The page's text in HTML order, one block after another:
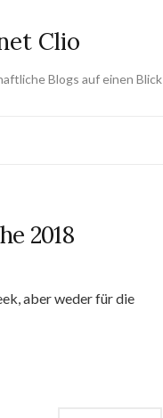
Clio
Blogs auf einen Blick
2018
aber weder für die